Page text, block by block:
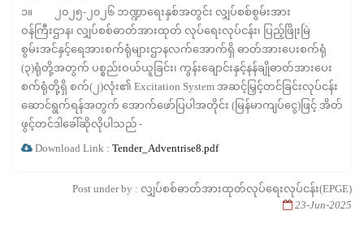
၁။ ၂၀၂၅-၂၀၂၆ ဘဏ္ဍာရေးနှစ်အတွင်း လျှပ်စစ်စွမ်းအား
ဝန်ကြီးဌာန၊ လျှပ်စစ်ဓာတ်အားထုတ် လုပ်ရေးလုပ်ငန်း၊ ပြည့်ဖြိုးမြဲ
စွမ်းအင်နှင့်ရေအားစက်ရုံများဌာနလက်အောက်ရှိ ဓာတ်အားပေးစက်ရုံ
(၃)ရုံတို့အတွက် ပစ္စည်းဝယ်ယူခြင်း၊ ကွန်းချောင်းနှင့်နန်ချိုဓာတ်အားပေး
စက်ရုံတို့ရှိ စက်(၂)လုံး၏ Excitation System အဆင့်မြှင့်တင်ခြင်းလုပ်ငန်း
ဆောင်ရွက်ရန်အတွက် အောက်ဖော်ပြပါအတိုင်း (မြန်မာကျပ်ငွေ)ဖြင့် အိတ်
ဖွင့်တင်ဒါခေါ်ဆိုလိုပါသည် -
Download Link : Tender_Adventrise8.pdf
Post under by : လျှပ်စစ်ဓာတ်အားထုတ်လုပ်ရေးလုပ်ငန်း(EPGE)
23-Jun-2025